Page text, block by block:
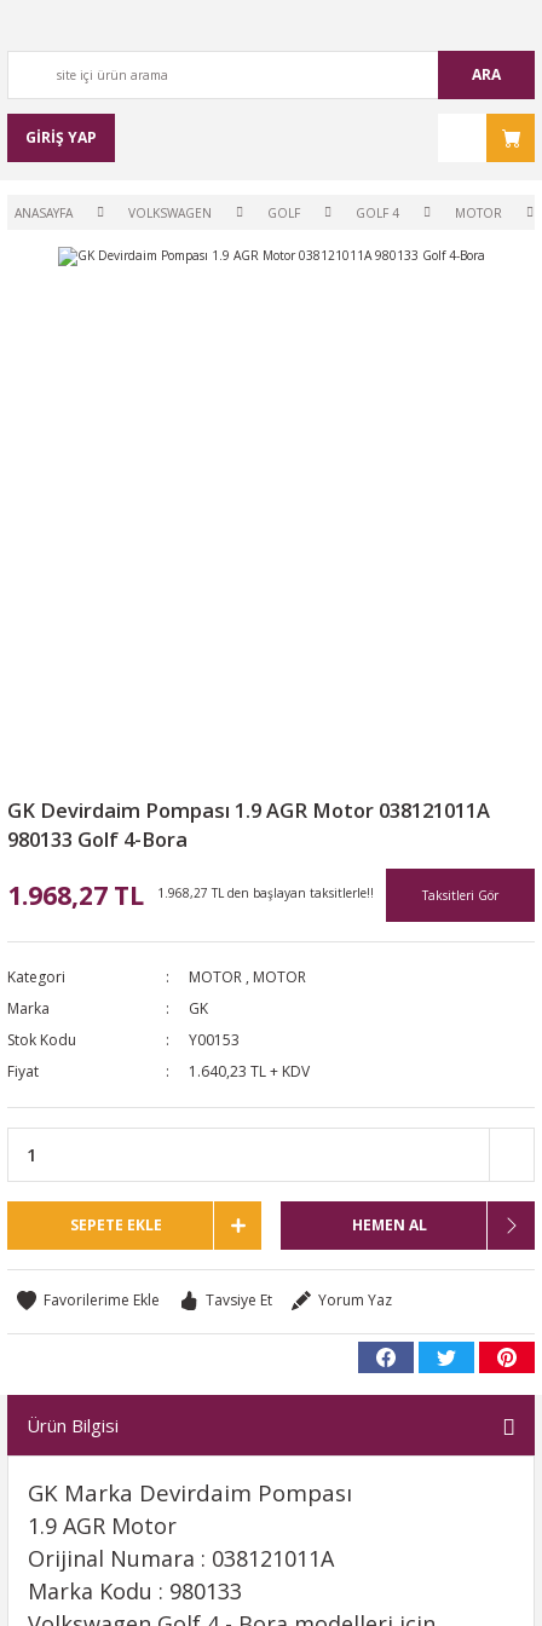
ARA
GİRİŞ YAP
ANASAYFA VOLKSWAGEN GOLF GOLF 4 MOTOR
GK Devirdaim Pompası 1.9 AGR Motor 038121011A
980133 Golf 4-Bora
1.968,27 TL 1.968,27 TL den başlayan taksitlerle!! Taksitleri Gör
Kategori MOTOR , MOTOR
Marka
GK
Stok Kodu
Y00153
Fiyat
1.640,23 TL + KDV
SEPETE EKLE HEMEN AL
Tavsiye Et Yorum Yaz
Ürün Bilgisi
GK Marka Devirdaim Pompası
1.9 AGR Motor
Orijinal Numara : 038121011A
Marka Kodu : 980133